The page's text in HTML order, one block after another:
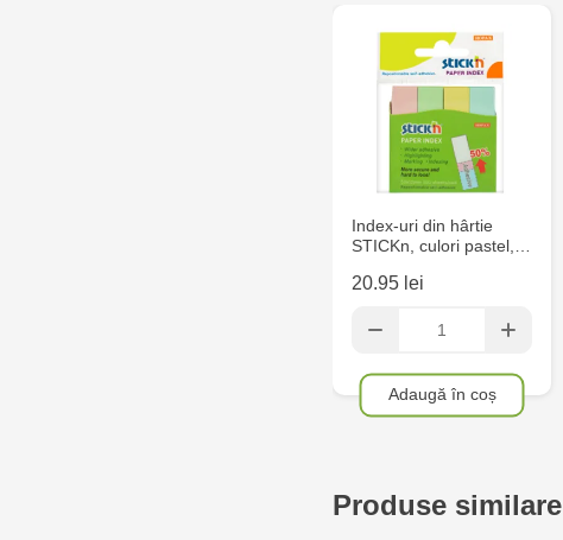
Index-uri din hârtie
STICKn, culori pastel,…
20.95 lei
Adaugă în coș
Produse similare